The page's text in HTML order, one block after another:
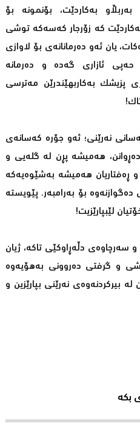
بەکاردێت، بۆنمونە بۆ
کە زۆرجار کەسەکە توشی
یان ئەو دەرمانانەی بۆ لاوازی
حەپی ئازاری گەدە و دەرمانە
پزیشک بەکاربهێندرێن مەترسی
نەرێنی؛ ئەو جۆرە کەسانەی
هەمیشە پڕن لە گلەیی و
و ڕەفتاریان هەمیشە بەشێوەیەکە
بۆ بەرامبەر. پێویستە
لێبپارێزیت!
سەرچاوەی دڵەڕاوکێی تاکە، ژیان
و گرفتی دەروونی بەهۆیەوە
بیرکردنەوەی نەرێنی بپارێزین و
بکە